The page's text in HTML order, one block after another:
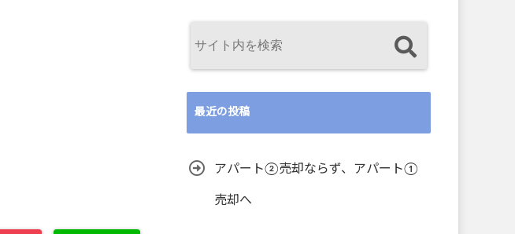
最近の投稿
アパート②売却ならず、アパート①
売却へ